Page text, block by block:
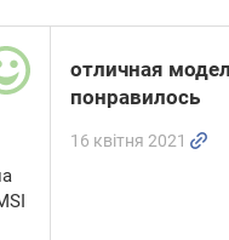
отличная
понравилось
16 квітня 2021